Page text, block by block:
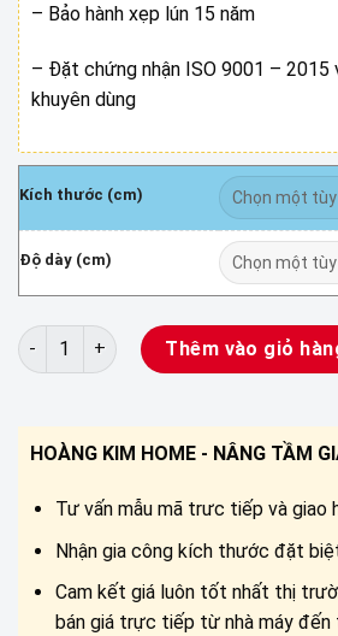
– Bảo hành xẹp lún 15 năm
– Đặt chứng nhận ISO 9001 –
khuyên dùng
Kích thước (cm)
Độ dày (cm)
Nệm HOÀNG KIM FOAM số lượng
Thêm vào giỏ
HOÀNG KIM HOME - NÂNG TẦM
Tư vấn mẫu mã trưc tiếp và giao
Nhận gia công kích thước đặt
Cam kết giá luôn tốt nhất thị
bán giá trực tiếp từ nhà máy đến